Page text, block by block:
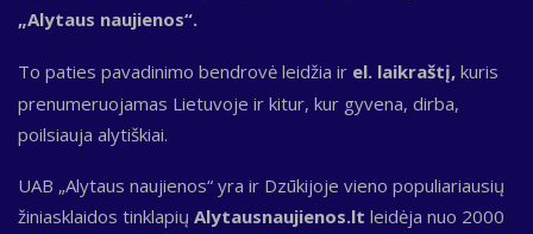
„Alytaus naujienos“.
To paties pavadinimo bendrovė leidžia ir el. laikraštį, kuris
prenumeruojamas Lietuvoje ir kitur, kur gyvena, dirba,
poilsiauja alytiškiai.
UAB „Alytaus naujienos“ yra ir Dzūkijoje vieno populiariausių
žiniasklaidos tinklapių Alytausnaujienos.lt leidėja nuo 2000